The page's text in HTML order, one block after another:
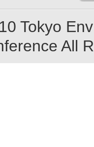
Tokyo
All